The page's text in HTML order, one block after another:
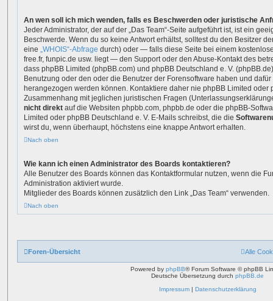
An wen soll ich mich wenden, falls es Beschwerden oder juristische
Jeder Administrator, der auf der „Das Team“-Seite aufgeführt ist, ist ein
Beschwerde. Wenn du so keine Antwort erhältst, solltest du den Besitzer
eine „WHOIS“-Abfrage durch) oder — falls diese Seite bei einem
free.fr, funpic.de usw. liegt — den Support oder den Abuse-Kontakt des
dass phpBB Limited (phpBB.com) und phpBB Deutschland e. V.
Benutzung oder den oder die Benutzer der Forensoftware haben und
herangezogen werden können. Kontaktiere daher nie phpBB Limited oder
Zusammenhang mit jeglichen juristischen Fragen
nicht direkt auf die Websiten phpbb.com, phpbb.de oder die phpBB-
Limited oder phpBB Deutschland e. V. E-Mails schreibst, die die
wirst du, wenn überhaupt, höchstens eine knappe Antwort erhalten.
Nach oben
Wie kann ich einen Administrator des Boards kontaktieren?
Alle Benutzer des Boards können das Kontaktformular nutzen, wenn die
Administration aktiviert wurde.
Mitglieder des Boards können zusätzlich den Link „Das Team“ verwenden.
Nach oben
Foren-Übersicht Alle
Powered by phpBB® Forum Software © phpBB
Deutsche Übersetzung durch phpBB.de
Impressum| Datenschutzerklärung